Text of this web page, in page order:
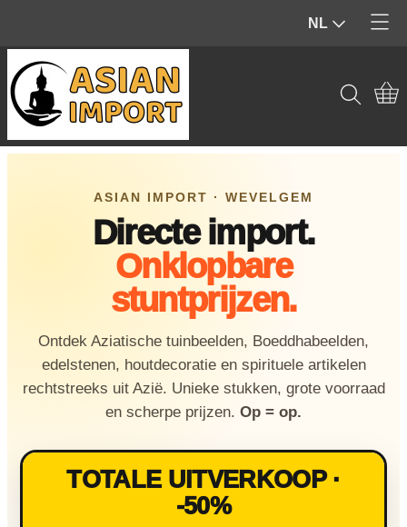
NL
Producten
Edelstenen & Kristallen
Wierook & geur
Spiritueel & Ritueel
Nieuw & verwacht
Veilingen / Opbod
ASIAN IMPORT · WEVELGEM
Directe import.
Onklopbare
stuntprijzen.
Ontdek Aziatische tuinbeelden, Boeddhabeelden,
edelstenen, houtdecoratie en spirituele artikelen
rechtstreeks uit Azië. Unieke stukken, grote voorraad
en scherpe prijzen. Op = op.
TOTALE UITVERKOOP ·
-50%